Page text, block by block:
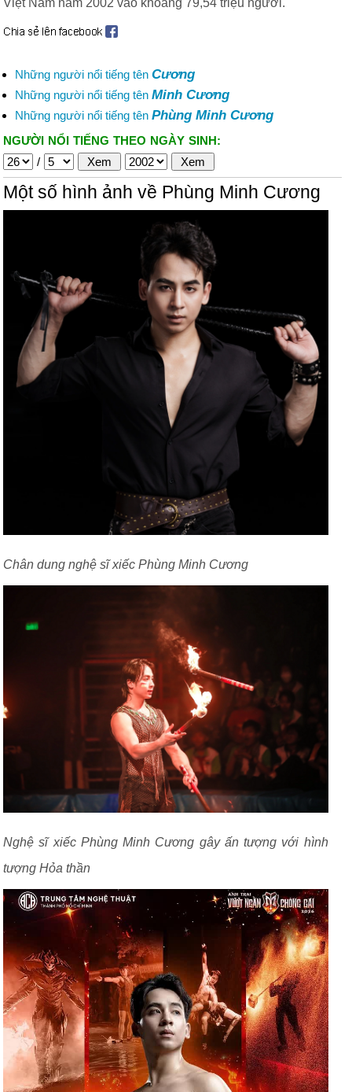
Việt Nam năm 2002 vào khoảng 79,54 triệu người.
Những người nổi tiếng tên Cương
Những người nổi tiếng tên Minh Cương
Những người nổi tiếng tên Phùng Minh Cương
NGƯỜI NỔI TIẾNG THEO NGÀY SINH:
/
Một số hình ảnh về Phùng Minh Cương
Chân dung nghệ sĩ xiếc Phùng Minh Cương
Nghệ sĩ xiếc Phùng Minh Cương gây ấn tượng với hình
tượng Hỏa thần